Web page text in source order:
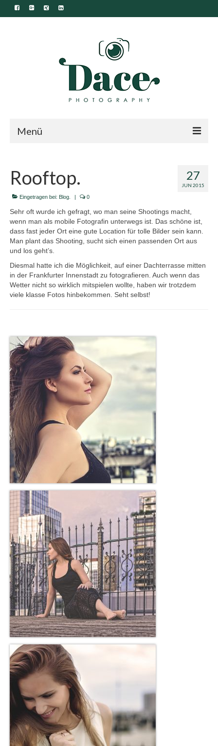
Menü
Portfolio.
Familie.
Newborn.
Hochzeit.
Businessbilder.
Preise.
Blog.
27
JUN 2015
Rooftop.
Eingetragen bei: Blog. | 0
Sehr oft wurde ich gefragt, wo man seine Shootings macht,
wenn man als mobile Fotografin unterwegs ist. Das schöne ist,
dass fast jeder Ort eine gute Location für tolle Bilder sein kann.
Man plant das Shooting, sucht sich einen passenden Ort aus
und los geht’s.
Diesmal hatte ich die Möglichkeit, auf einer Dachterrasse mitten
in der Frankfurter Innenstadt zu fotografieren. Auch wenn das
Wetter nicht so wirklich mitspielen wollte, haben wir trotzdem
viele klasse Fotos hinbekommen. Seht selbst!